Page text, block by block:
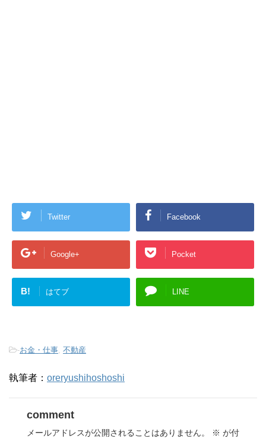
Twitter Facebook
Google+ Pocket
B! はてブ LINE
-お金・仕事 不動産
執筆者： oreryushihoshoshi
comment
メールアドレスが公開されることはありません。 ※ が付